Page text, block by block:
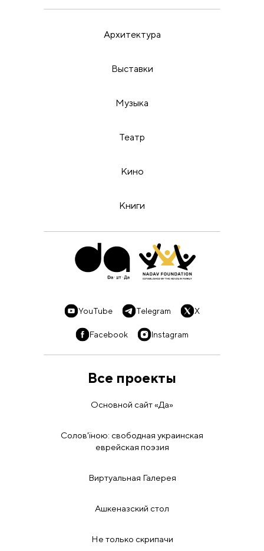
Архитектура
Выставки
Музыка
Театр
Кино
Книги
YouTube Telegram X
Facebook Instagram
Все проекты
Основной сайт «Да»
Солов'їною: свободная украинская
еврейская поэзия
Виртуальная Галерея
Ашкеназский стол
Не только скрипачи